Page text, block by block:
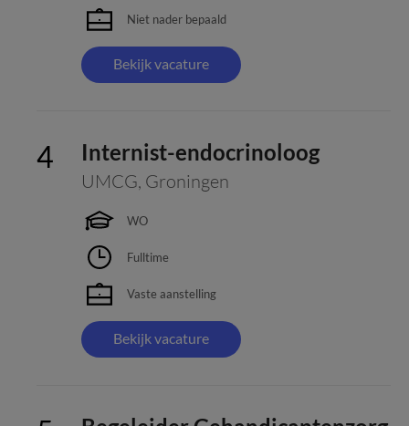
Niet nader bepaald
Bekijk vacature
Internist-endocrinoloog
UMCG, Groningen
WO
Fulltime
Vaste aanstelling
Bekijk vacature